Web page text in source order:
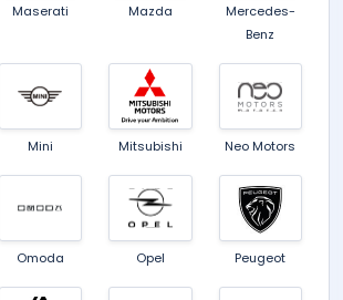
Maserati Mazda
Mercedes-
Benz
Mini Mitsubishi Neo Motors
Omoda Opel Peugeot